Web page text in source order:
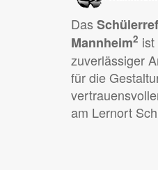
Das
Mannheim2
zuverlässiger
für die
am Lernort